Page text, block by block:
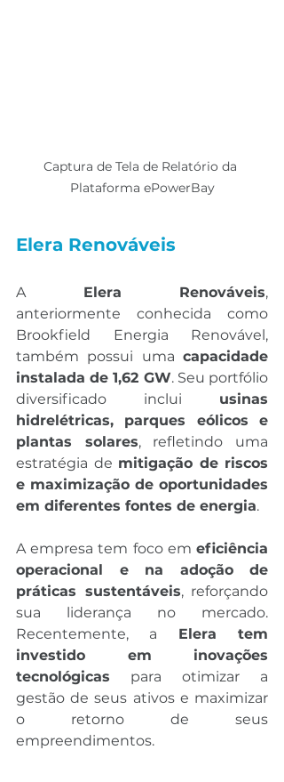
Captura de Tela de Relatório da
Plataforma ePowerBay
Elera Renováveis
A Elera Renováveis,
anteriormente conhecida como
Brookfield Energia Renovável,
também possui uma capacidade
instalada de 1,62 GW. Seu portfólio
diversificado inclui usinas
hidrelétricas, parques eólicos e
plantas solares, refletindo uma
estratégia de mitigação de riscos
e maximização de oportunidades
em diferentes fontes de energia.
A empresa tem foco em eficiência
operacional e na adoção de
práticas sustentáveis, reforçando
sua liderança no mercado.
Recentemente, a Elera tem
investido em inovações
tecnológicas para otimizar a
gestão de seus ativos e maximizar
o retorno de seus
empreendimentos.